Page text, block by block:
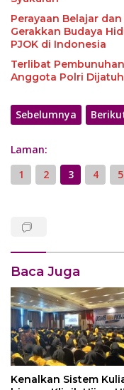
Perayaan Belajar
Gerakkan Budaya
PJOK di Indonesia
Terlibat
Anggota Polri
Sebelumnya
Laman:
1
2 3 4 5
Baca Juga
Kenalkan Sistem